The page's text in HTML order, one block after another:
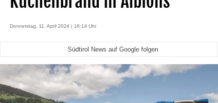
Donnerstag, 11. April 2024 | 16:14 Uhr
Südtirol News auf Google folgen